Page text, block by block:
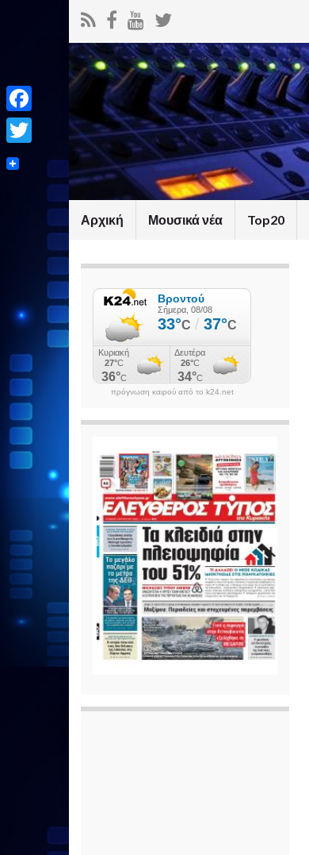
Αρχική Μουσικά νέα Top20
πρόγνωση καιρού από το k24.net
Facebook
Twitter